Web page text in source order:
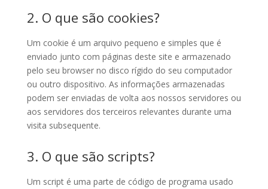
2. O que são cookies?
Um cookie é um arquivo pequeno e simples que é
enviado junto com páginas deste site e armazenado
pelo seu browser no disco rígido do seu computador
ou outro dispositivo. As informações armazenadas
podem ser enviadas de volta aos nossos servidores ou
aos servidores dos terceiros relevantes durante uma
visita subsequente.
3. O que são scripts?
Um script é uma parte de código de programa usado